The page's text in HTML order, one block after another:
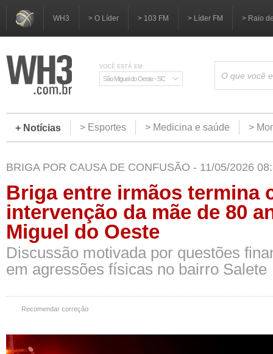
WH3 > O Líder > 103 FM > Líder FM > Raio
VOCÊ ESTÁ EM:
São Miguel do Oeste - SC
+ Notícias > Esportes > Medicina e saúde >
BRIGA POR CAUSA DE CONFUSÃO - 11/05/2026
Briga entre irmãos termina
intervenção da mãe de 80
Miguel do Oeste
Discussão motivada por questões
em agressões físicas no bairro Salete
Recomendar correção